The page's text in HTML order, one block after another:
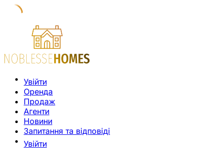
Увійти
Оренда
Продаж
Агенти
Новини
Запитання та відповіді
Увійти